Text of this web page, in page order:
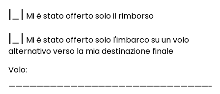
| | Mi è stato offerto solo il rimborso
| | Mi è stato offerto solo l'imbarco su un volo
alternativo verso la mia destinazione finale
Volo: